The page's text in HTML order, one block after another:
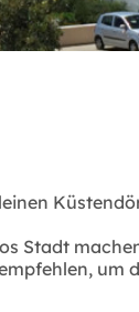
Stadt
um